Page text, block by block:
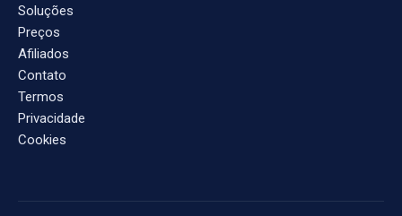
Soluções
Preços
Afiliados
Contato
Termos
Privacidade
Cookies